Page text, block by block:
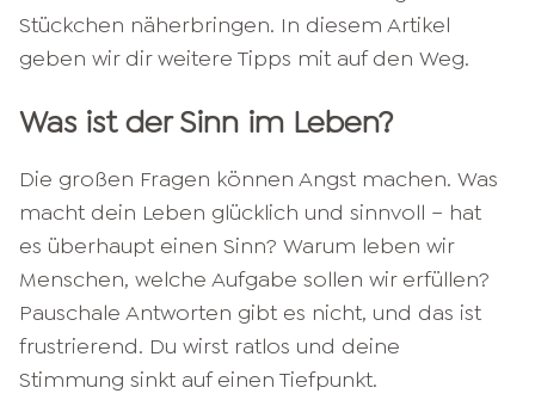
Stückchen näherbringen. In diesem Artikel
geben wir dir weitere Tipps mit auf den Weg.
Was ist der Sinn im Leben?
Die großen Fragen können Angst machen. Was
macht dein Leben glücklich und sinnvoll – hat
es überhaupt einen Sinn? Warum leben wir
Menschen, welche Aufgabe sollen wir erfüllen?
Pauschale Antworten gibt es nicht, und das ist
frustrierend. Du wirst ratlos und deine
Stimmung sinkt auf einen Tiefpunkt.